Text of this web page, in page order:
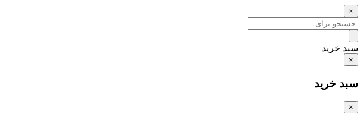
×
سبد خرید
×
سبد خرید
×